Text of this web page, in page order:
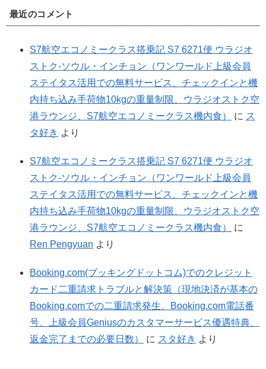
最近のコメント
S7航空エコノミークラス搭乗記 S7 6271便 ウラジオ
ストク-ソウル・インチョン（ワンワールド上級会員
ステイタス活用での無料サービス、チェックインと機
内持ち込み手荷物10kgの重量制限、ウラジオストク空
港ラウンジ、S7航空エコノミークラス機内食）
に ス
タ好き より
S7航空エコノミークラス搭乗記 S7 6271便 ウラジオ
ストク-ソウル・インチョン（ワンワールド上級会員
ステイタス活用での無料サービス、チェックインと機
内持ち込み手荷物10kgの重量制限、ウラジオストク空
港ラウンジ、S7航空エコノミークラス機内食）
に
Ren Pengyuan より
Booking.com(ブッキングドットコム)でのクレジット
カード二重請求トラブルと解決策（現地決済が基本の
Booking.comでの二重請求発生、Booking.com電話番
号、上級会員Geniusのカスタマーサービス優遇特典、
返金完了までの必要日数）
に スタ好き より